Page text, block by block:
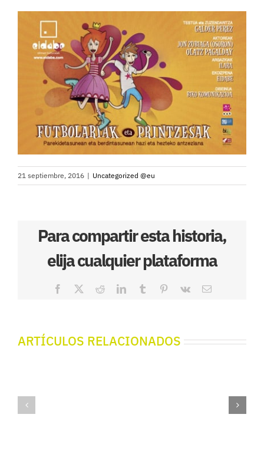
21 septiembre, 2016 | Uncategorized @eu
Para compartir esta historia,
elija cualquier plataforma
Facebook RedditLinkedInTumblr Pinterest
Vk
Correo
ARTÍCULOS RELACIONADOS
bihotzak!